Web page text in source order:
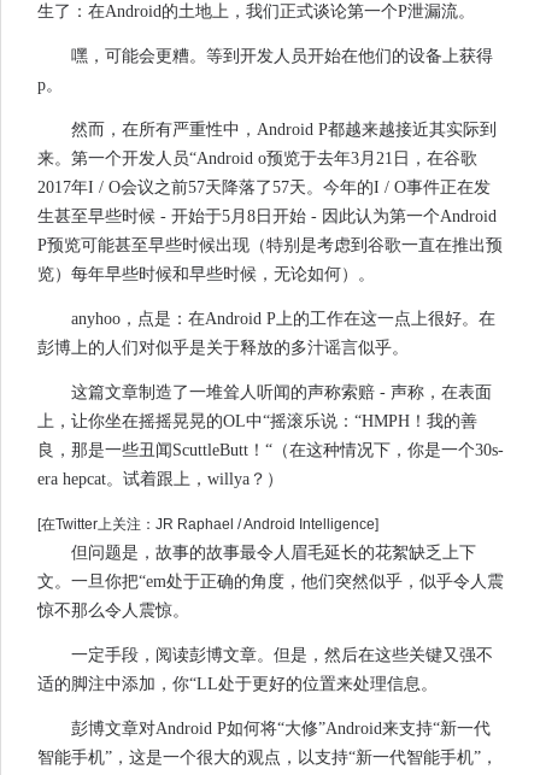
生了：在Android的土地上，我们正式谈论第一个P泄漏流。
嘿，可能会更糟。等到开发人员开始在他们的设备上获得
p。
然而，在所有严重性中，Android P都越来越接近其实际到
来。第一个开发人员“Android o预览于去年3月21日，在谷歌
2017年I / O会议之前57天降落了57天。今年的I / O事件正在发
生甚至早些时候 - 开始于5月8日开始 - 因此认为第一个Android
P预览可能甚至早些时候出现（特别是考虑到谷歌一直在推出预
览）每年早些时候和早些时候，无论如何）。
anyhoo，点是：在Android P上的工作在这一点上很好。在
彭博上的人们对似乎是关于释放的多汁谣言似乎。
这篇文章制造了一堆耸人听闻的声称索赔 - 声称，在表面
上，让你坐在摇摇晃晃的OL中“摇滚乐说：“HMPH！我的善
良，那是一些丑闻ScuttleButt！“（在这种情况下，你是一个30s-
era hepcat。试着跟上，willya？）
[在Twitter上关注：JR Raphael / Android Intelligence]
但问题是，故事的故事最令人眉毛延长的花絮缺乏上下
文。一旦你把“em处于正确的角度，他们突然似乎，似乎令人震
惊不那么令人震惊。
一定手段，阅读彭博文章。但是，然后在这些关键又强不
适的脚注中添加，你“LL处于更好的位置来处理信息。
彭博文章对Android P如何将“大修”Android来支持“新一代
智能手机”，这是一个很大的观点，以支持“新一代智能手机”，